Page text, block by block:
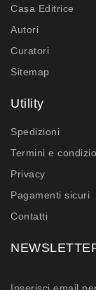
Casa Editrice
Autori
Curatori
Sitemap
Utility
Spedizioni
Termini e
Privacy
Pagamenti sicuri
Contatti